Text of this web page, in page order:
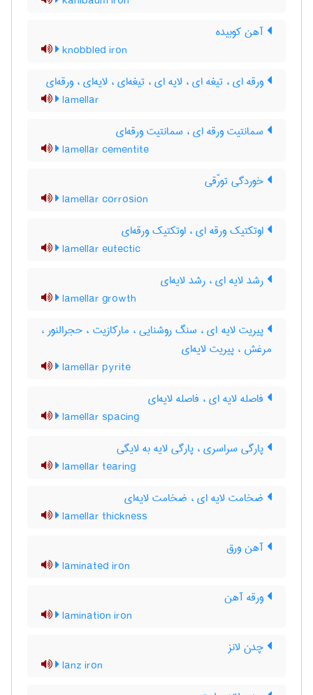
آهن کوبیده
knobbled iron
ورقه ای ، تیغه ای ، لایه ای ، تیغه‌ای ، لایه‌ای ، ورقه‌ای
lamellar
سمانتیت ورقه ای ، سمانتیت ورقه‌ای
lamellar cementite
خوردگی تورّقی
lamellar corrosion
اوتکتیک ورقه ای ، اوتکتیک ورقه‌ای
lamellar eutectic
رشد لایه ای ، رشد لایه‌ای
lamellar growth
پیریت لایه ای ، سنگ روشنایی ، مارکازیت ، حجرالنور ،
مرغش ، پیریت لایه‌ای
lamellar pyrite
فاصله لایه ای ، فاصله لایه‌ای
lamellar spacing
پارگی سراسری ، پارگی لایه به لایگی
lamellar tearing
ضخامت لایه ای ، ضخامت لایه‌ای
lamellar thickness
آهن ورق
laminated iron
ورقه آهن
lamination iron
چدن لانز
lanz iron